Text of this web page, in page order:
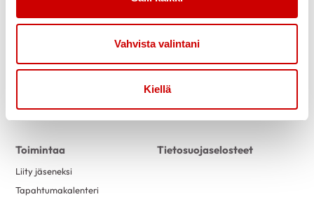
Vahvista valintani
Kiellä
Toimintaa
Liity jäseneksi
Tapahtumakalenteri
Tietosuojaselosteet